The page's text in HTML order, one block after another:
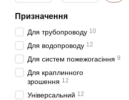
Призначення
Для трубопроводу 10
Для водопроводу 12
Для систем пожежогасіння 9
Для краплинного
зрошення 12
Універсальний 12